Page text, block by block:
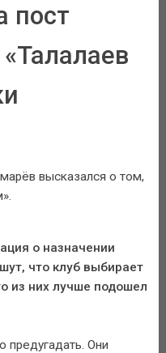
пост
высказался о том,
о назначении
что клуб выбирает
из них лучше подошел
предугадать. Они